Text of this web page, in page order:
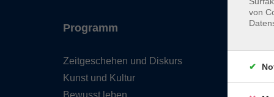
Programm
Zeitgeschehen und Diskurs
Kunst und Kultur
Bewusst leben
von